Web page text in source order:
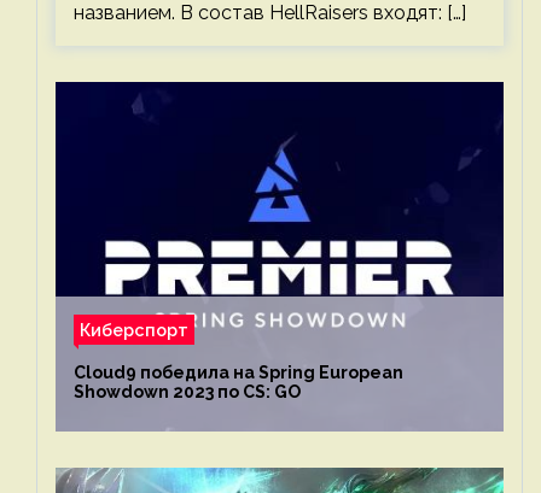
названием. В состав HellRaisers входят: […]
Киберспорт
Cloud9 победила на Spring European
Showdown 2023 по CS: GO